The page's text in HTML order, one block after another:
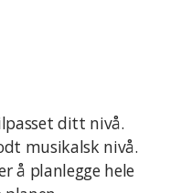
ditt nivå.
musikalsk nivå.
å planlegge hele